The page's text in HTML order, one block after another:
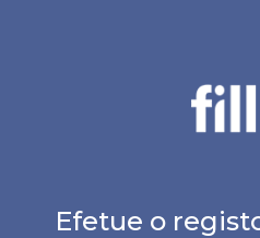
Efetue o